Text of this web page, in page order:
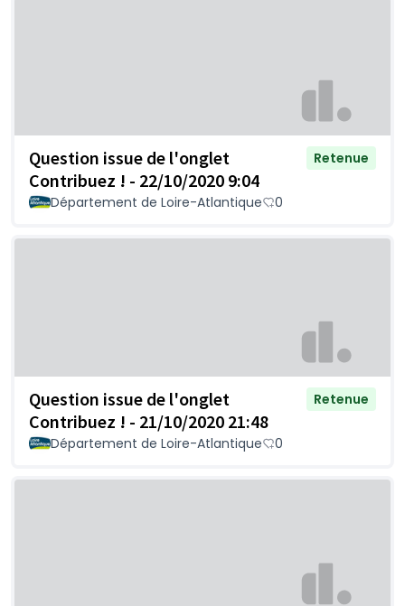
Question issue de l'onglet
Contribuez ! - 22/10/2020 9:04
Retenue
Département de Loire-Atlantique 0
Question issue de l'onglet
Contribuez ! - 21/10/2020 21:48
Retenue
Département de Loire-Atlantique 0